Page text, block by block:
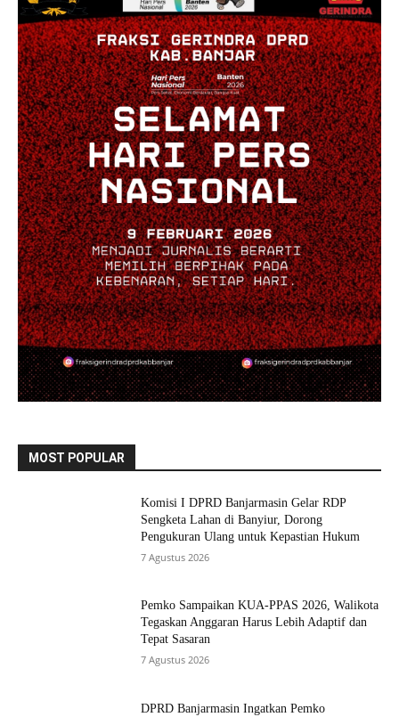
MOST POPULAR
Komisi I DPRD Banjarmasin Gelar RDP
Sengketa Lahan di Banyiur, Dorong
Pengukuran Ulang untuk Kepastian Hukum
7 Agustus 2026
Pemko Sampaikan KUA-PPAS 2026, Walikota
Tegaskan Anggaran Harus Lebih Adaptif dan
Tepat Sasaran
7 Agustus 2026
DPRD Banjarmasin Ingatkan Pemko